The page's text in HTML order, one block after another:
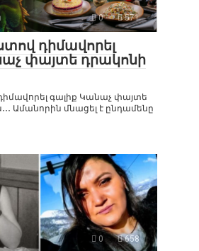
0 571
դիմավորել
փայտե դրակոնի
գալիք Կանաչ փայտե
Ամանորին մնացել է ընդամենը
0 658